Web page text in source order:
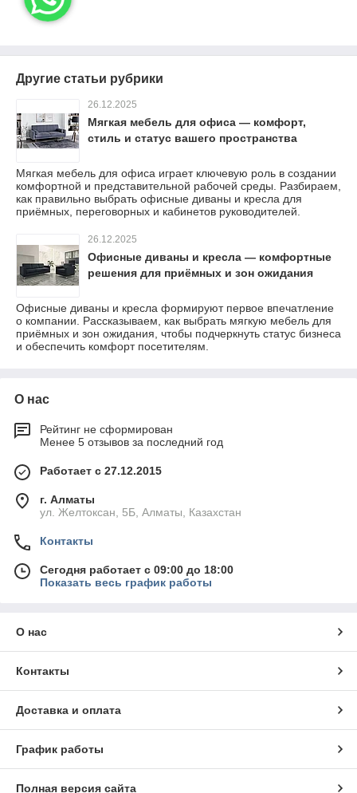
Другие статьи рубрики
26.12.2025
Мягкая мебель для офиса — комфорт,
стиль и статус вашего пространства
Мягкая мебель для офиса играет ключевую роль в создании
комфортной и представительной рабочей среды. Разбираем,
как правильно выбрать офисные диваны и кресла для
приёмных, переговорных и кабинетов руководителей.
26.12.2025
Офисные диваны и кресла — комфортные
решения для приёмных и зон ожидания
Офисные диваны и кресла формируют первое впечатление
о компании. Рассказываем, как выбрать мягкую мебель для
приёмных и зон ожидания, чтобы подчеркнуть статус бизнеса
и обеспечить комфорт посетителям.
О нас
Рейтинг не сформирован
Менее 5 отзывов за последний год
Работает с 27.12.2015
г. Алматы
ул. Желтоксан, 5Б, Алматы, Казахстан
Контакты
Сегодня работает с 09:00 до 18:00
Показать весь график работы
О нас
Контакты
Доставка и оплата
График работы
Полная версия сайта